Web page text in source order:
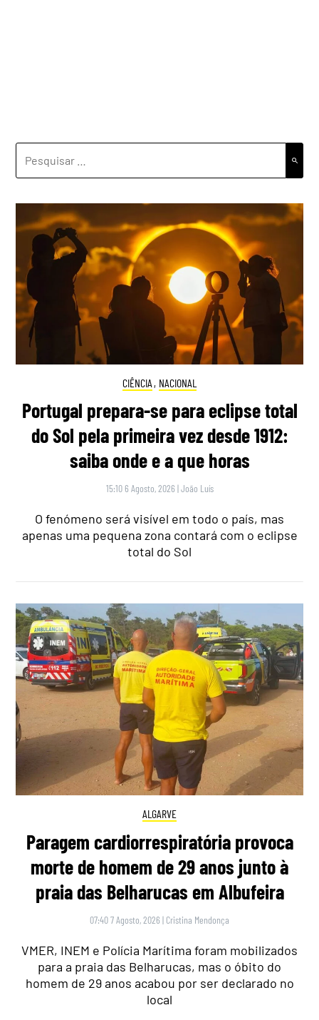
POR:
CIÊNCIA , NACIONAL
Portugal prepara-se para eclipse total
do Sol pela primeira vez desde 1912:
saiba onde e a que horas
15:10 6 Agosto, 2026 |João Luís
O fenómeno será visível em todo o país, mas
apenas uma pequena zona contará com o eclipse
total do Sol
ALGARVE
Paragem cardiorrespiratória provoca
morte de homem de 29 anos junto à
praia das Belharucas em Albufeira
07:40 7 Agosto, 2026 | Cristina Mendonça
VMER, INEM e Polícia Marítima foram mobilizados
para a praia das Belharucas, mas o óbito do
homem de 29 anos acabou por ser declarado no
local